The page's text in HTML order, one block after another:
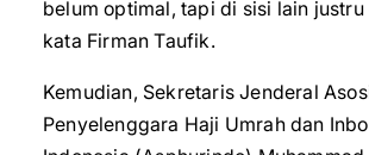
belum optimal, tapi di sisi lain justru
kata Firman Taufik.
Kemudian, Sekretaris Jenderal
Penyelenggara Haji Umrah dan